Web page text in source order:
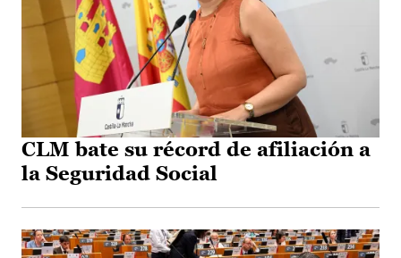
CLM bate su récord de afiliación a
la Seguridad Social